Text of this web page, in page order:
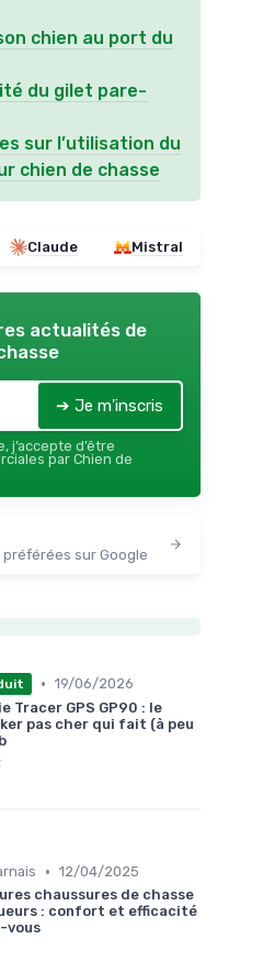
chien au port du
du gilet pare-
sur l’utilisation du
chien de chasse
Claude Mistral
actualités de
➔ Je m'inscris
j’accepte d’être
par Chien de
sur Google
• 19/06/2026
Tracer GPS GP90 : le
pas cher qui fait (à peu
• 12/04/2025
chaussures de chasse
: confort et efficacité
vous